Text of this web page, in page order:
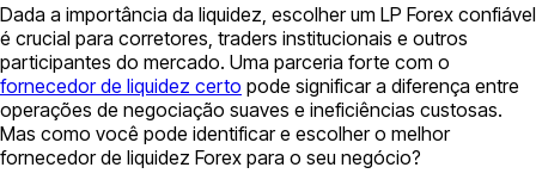
Dada a importância da liquidez, escolher um LP Forex confiável
é crucial para corretores, traders institucionais e outros
participantes do mercado. Uma parceria forte com o
fornecedor de liquidez certo pode significar a diferença entre
operações de negociação suaves e ineficiências custosas.
Mas como você pode identificar e escolher o melhor
fornecedor de liquidez Forex para o seu negócio?